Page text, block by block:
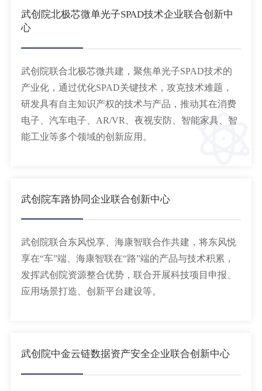
武创院北极芯微单光子SPAD技术企业联合创新中
心
武创院联合北极芯微共建，聚焦单光子SPAD技术的
产业化，通过优化SPAD关键技术，攻克技术难题，
研发具有自主知识产权的技术与产品，推动其在消费
电子、汽车电子、AR/VR、夜视安防、智能家具、智
能工业等多个领域的创新应用。
武创院车路协同企业联合创新中心
武创院联合东风悦享、海康智联合作共建，将东风悦
享在“车”端、海康智联在“路”端的产品与技术积累，
发挥武创院资源整合优势，联合开展科技项目申报、
应用场景打造、创新平台建设等。
武创院中金云链数据资产安全企业联合创新中心